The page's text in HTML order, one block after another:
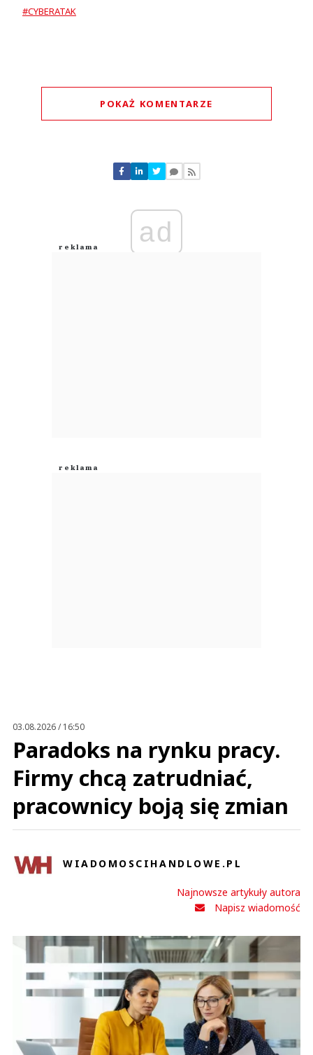
#CYBERATAK
POKAŻ KOMENTARZE
Nie znaleziono komentarzy
Zostaw swoje komentarze
Anuluj
ad
03.08.2026 / 16:50
Paradoks na rynku pracy.
Firmy chcą zatrudniać,
pracownicy boją się zmian
WIADOMOSCIHANDLOWE.PL
Najnowsze artykuły autora
Napisz wiadomość